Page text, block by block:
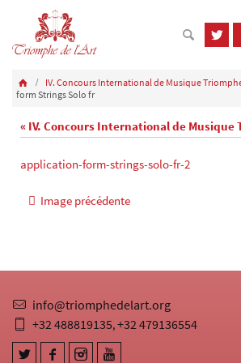
IV. Concours International de Musique
form Strings Solo fr
« IV. Concours International de Musique
application-form-strings-solo-fr-2
Image précédente
info@triomphedelart.org
+32 488819135,+32 479136554